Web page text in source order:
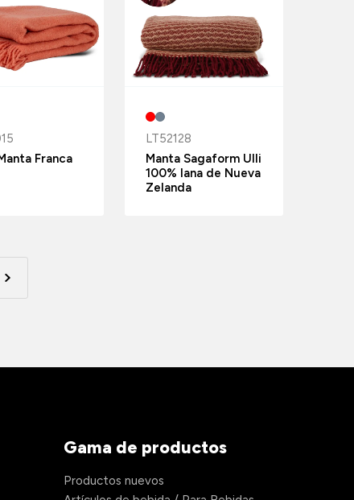
Franca
LT52128
Manta Sagaform Ulli
100% lana de Nueva
Zelanda
Gama de productos
Productos nuevos